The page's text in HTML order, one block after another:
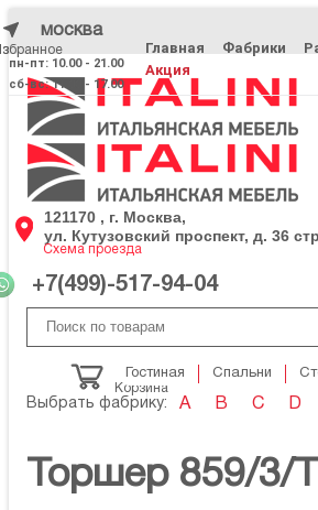
москва
пн-пт: 10.00 - 21.00
сб-вс: 11.00 - 17.00
Главная Фабрики
Акция
121170 , г. Москва,
ул. Кутузовский проспект, д. 36
Схема проезда
+7(499)-517-94-04
Корзина
Гостиная Спальни
Выбрать фабрику: A B C D
Торшер 859/3/T